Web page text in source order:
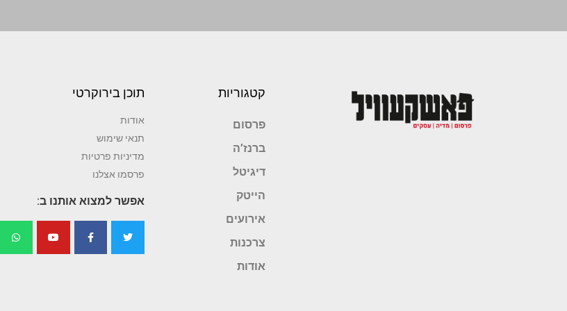
קטגוריות
פרסום
ברנז’ה
דיגיטל
הייטק
אירועים
צרכנות
אודות
תוכן בירוקרטי
אודות
תנאי שימוש
מדיניות פרטיות
פרסמו אצלנו
אפשר למצוא אותנו ב: